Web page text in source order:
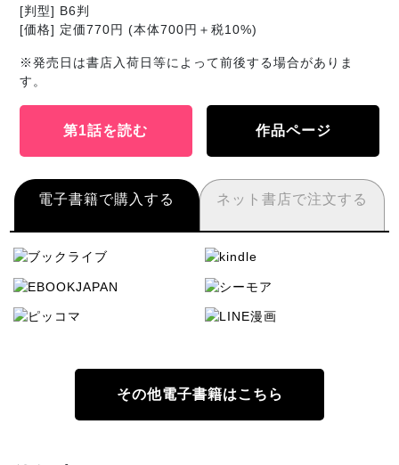
[判型] B6判
[価格] 定価770円 (本体700円＋税10%)
※発売日は書店入荷日等によって前後する場合がありま
す。
第1話を読む 作品ページ
電子書籍で購入する ネット書店で注文する
その他電子書籍はこちら